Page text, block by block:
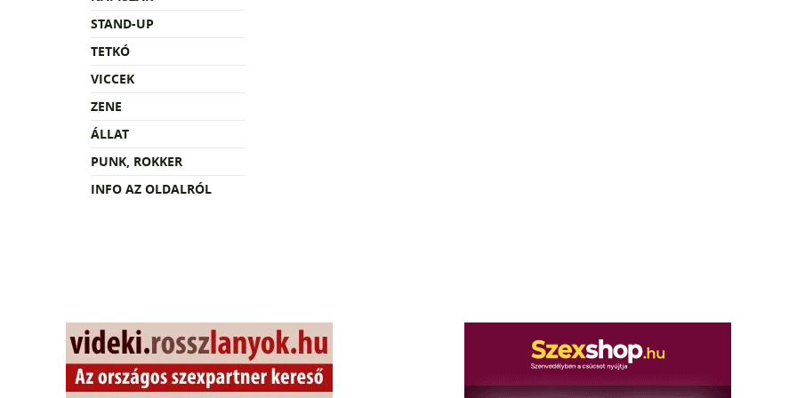
STAND-UP
TETKÓ
VICCEK
ZENE
ÁLLAT
PUNK, ROKKER
INFO AZ OLDALRÓL